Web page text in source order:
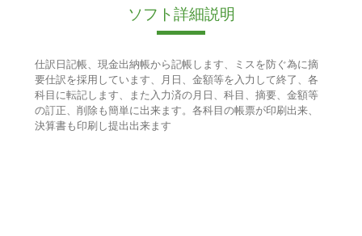
ソフト詳細説明
仕訳日記帳、現金出納帳から記帳します、ミスを防ぐ為に摘
要仕訳を採用しています、月日、金額等を入力して終了、各
科目に転記します、また入力済の月日、科目、摘要、金額等
の訂正、削除も簡単に出来ます。各科目の帳票が印刷出来、
決算書も印刷し提出出来ます